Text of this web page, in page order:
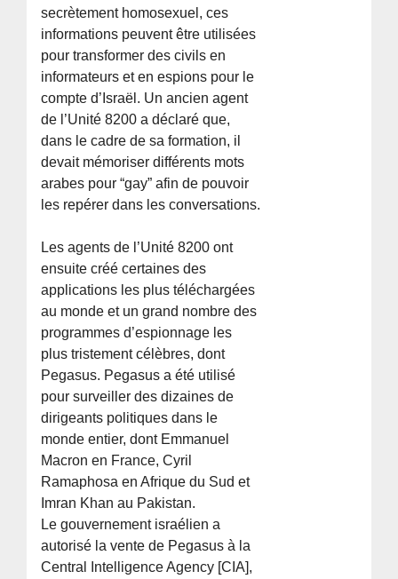
secrètement homosexuel, ces
informations peuvent être utilisées
pour transformer des civils en
informateurs et en espions pour le
compte d’Israël. Un ancien agent
de l’Unité 8200 a déclaré que,
dans le cadre de sa formation, il
devait mémoriser différents mots
arabes pour “gay” afin de pouvoir
les repérer dans les conversations.
Les agents de l’Unité 8200 ont
ensuite créé certaines des
applications les plus téléchargées
au monde et un grand nombre des
programmes d’espionnage les
plus tristement célèbres, dont
Pegasus. Pegasus a été utilisé
pour surveiller des dizaines de
dirigeants politiques dans le
monde entier, dont Emmanuel
Macron en France, Cyril
Ramaphosa en Afrique du Sud et
Imran Khan au Pakistan.
Le gouvernement israélien a
autorisé la vente de Pegasus à la
Central Intelligence Agency [CIA],